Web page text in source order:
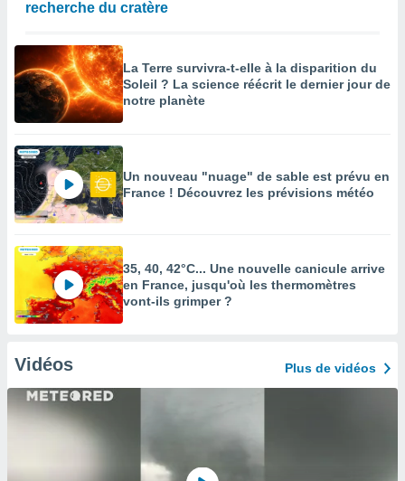
recherche du cratère
La Terre survivra-t-elle à la disparition du
Soleil ? La science réécrit le dernier jour de
notre planète
Un nouveau "nuage" de sable est prévu en
France ! Découvrez les prévisions météo
35, 40, 42°C... Une nouvelle canicule arrive
en France, jusqu'où les thermomètres
vont-ils grimper ?
Vidéos Plus de vidéos